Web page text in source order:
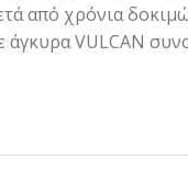
από χρόνια
άγκυρα VULCAN